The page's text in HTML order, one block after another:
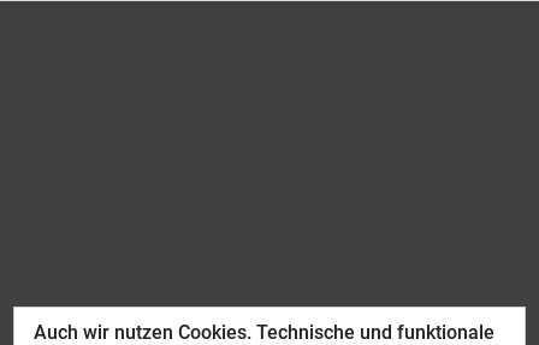
Auch wir nutzen Cookies. Technische und funktionale